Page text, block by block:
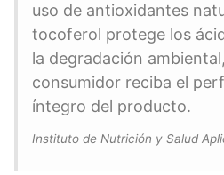
uso de antioxidantes
tocoferol protege los
la degradación
consumidor reciba el
íntegro del producto.
Instituto de Nutrición y Salud